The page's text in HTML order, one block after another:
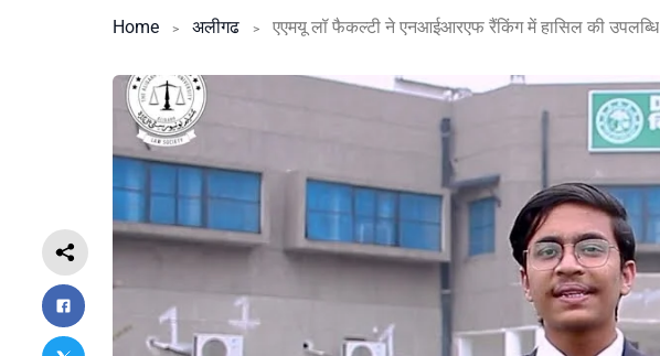
Home अलीगढ एएमयू लॉ फैकल्टी ने एनआईआरएफ रैंकिंग में हासिल की उपलब्धि